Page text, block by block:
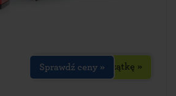
Zaprojektuj pieczątkę »
Sprawdź ceny »